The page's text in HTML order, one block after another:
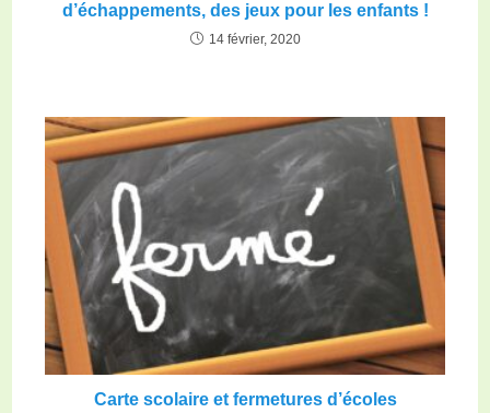
d’échappements, des jeux pour les enfants !
14 février, 2020
Carte scolaire et fermetures d’écoles